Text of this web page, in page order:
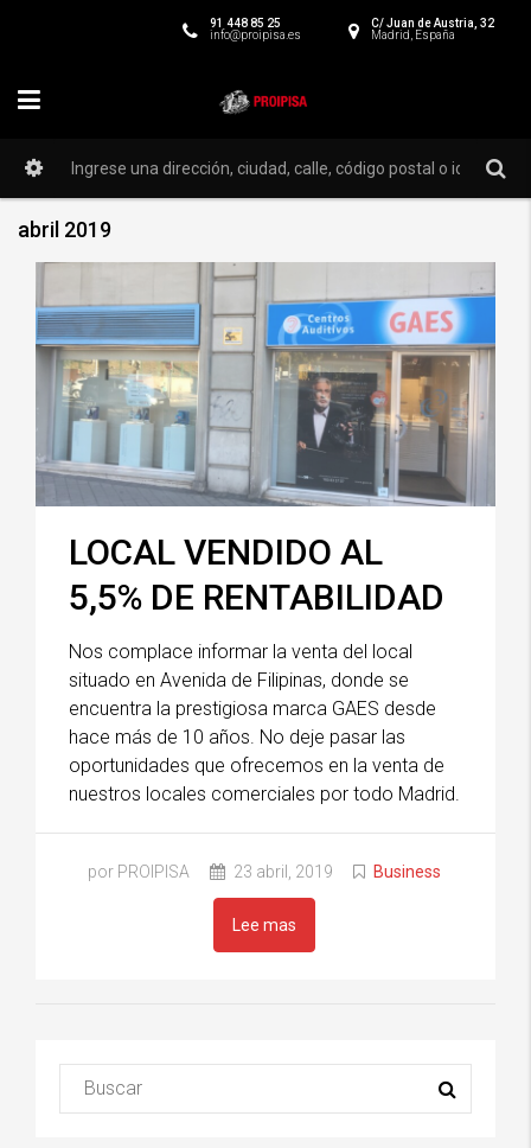
C/ Juan de Austria, 32
Madrid, España
91 448 85 25
info@proipisa.es
abril 2019
LOCAL VENDIDO AL
5,5% DE RENTABILIDAD
Nos complace informar la venta del local
situado en Avenida de Filipinas, donde se
encuentra la prestigiosa marca GAES desde
hace más de 10 años. No deje pasar las
oportunidades que ofrecemos en la venta de
nuestros locales comerciales por todo Madrid.
por PROIPISA 23 abril, 2019 Business
Lee mas